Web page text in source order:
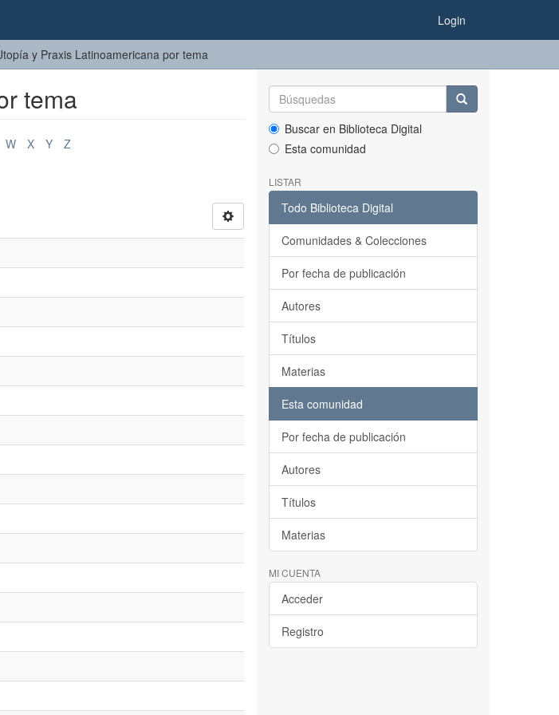
Login
y Praxis Latinoamericana por tema
tema
W X Y Z
Buscar en Biblioteca Digital
Esta comunidad
LISTAR
Todo Biblioteca Digital
Comunidades & Colecciones
Por fecha de publicación
Autores
Títulos
Materias
Esta comunidad
Por fecha de publicación
Autores
Títulos
Materias
MI CUENTA
Acceder
Registro